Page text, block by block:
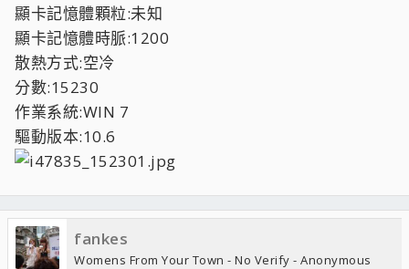
顯卡記憶體顆粒:未知
顯卡記憶體時脈:1200
散熱方式:空冷
分數:15230
作業系統:WIN 7
驅動版本:10.6
fankes
Womens From Your Town - No Verify - Anonymous